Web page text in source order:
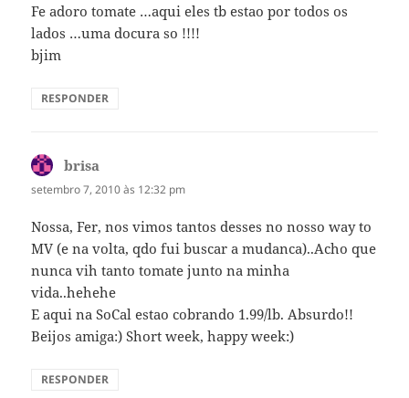
Fe adoro tomate …aqui eles tb estao por todos os
lados …uma docura so !!!!
bjim
RESPONDER
brisa
setembro 7, 2010 às 12:32 pm
Nossa, Fer, nos vimos tantos desses no nosso way to
MV (e na volta, qdo fui buscar a mudanca)..Acho que
nunca vih tanto tomate junto na minha
vida..hehehe
E aqui na SoCal estao cobrando 1.99/lb. Absurdo!!
Beijos amiga:) Short week, happy week:)
RESPONDER